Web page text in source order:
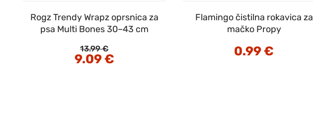
Rogz Trendy Wrapz oprsnica za
psa Multi Bones 30–43 cm
13.99€
Izvirna
cena
9.09€Trenutna
cena
Flamingo čistilna rokavica za
mačko Propy
0.99€